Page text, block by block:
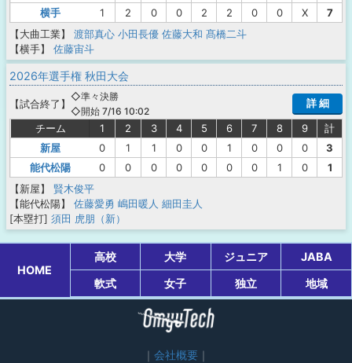
横手
1 2 0 0 2 2 0 0 X
7
【大曲工業】
渡部真心 小田長優 佐藤大和 髙橋二斗
【横手】
佐藤宙斗
2026年選手権 秋田大会
【試合終了 】
◇準々決勝
◇開始 7/16 10:02
詳 細
チーム 1 2 3 4 5 6 7 8 9
計
新屋
0 1 1 0 0 1 0 0 0
3
能代松陽
0 0 0 0 0 0 0 1 0
1
【新屋】
賢木俊平
【能代松陽】
佐藤愛勇 嶋田暖人 細田圭人
[本塁打] 須田 虎朋（新）
HOME
高校 大学 ジュニア
JABA
軟式
女子 独立 地域
会社概要